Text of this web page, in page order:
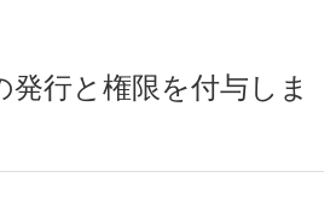
発行と権限を付与しま